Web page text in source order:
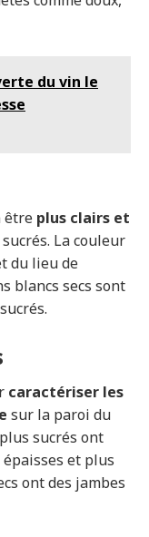
du vin le
être plus clairs et
La couleur
du lieu de
blancs secs sont
caractériser les
sur la paroi du
sucrés ont
et plus
ont des jambes